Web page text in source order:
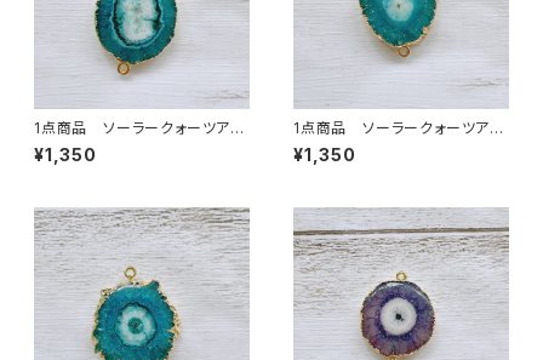
1点商品 ソーラークォーツアク
ア 2カン ⑦
¥1,350
1点商品 ソーラークォーツアク
ア 2カン ⑧
¥1,350